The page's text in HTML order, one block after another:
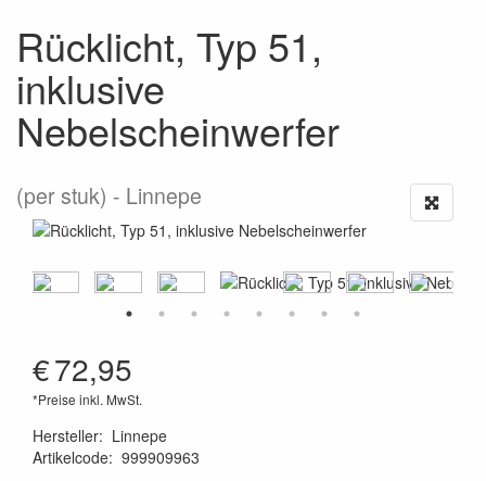
Rücklicht, Typ 51,
inklusive
Nebelscheinwerfer
(per stuk) Linnepe
€72,95
*Preise inkl. MwSt.
Hersteller: Linnepe
Artikelcode: 999909963